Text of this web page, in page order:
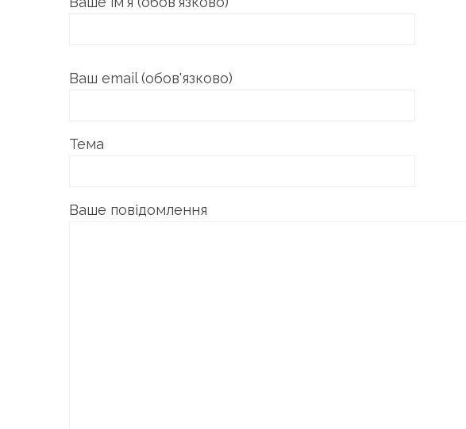
Ваш email (обов'язково)
Тема
Ваше повідомлення